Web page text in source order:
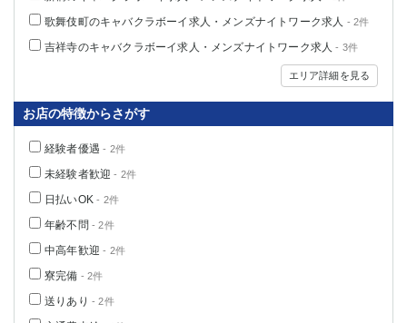
歌舞伎町のキャバクラボーイ求人・メンズナイトワーク求人 - 2件
吉祥寺のキャバクラボーイ求人・メンズナイトワーク求人 - 3件
エリア詳細を見る
お店の特徴からさがす
経験者優遇 - 2件
未経験者歓迎 - 2件
日払いOK - 2件
年齢不問 - 2件
中高年歓迎 - 2件
寮完備 - 2件
送りあり - 2件